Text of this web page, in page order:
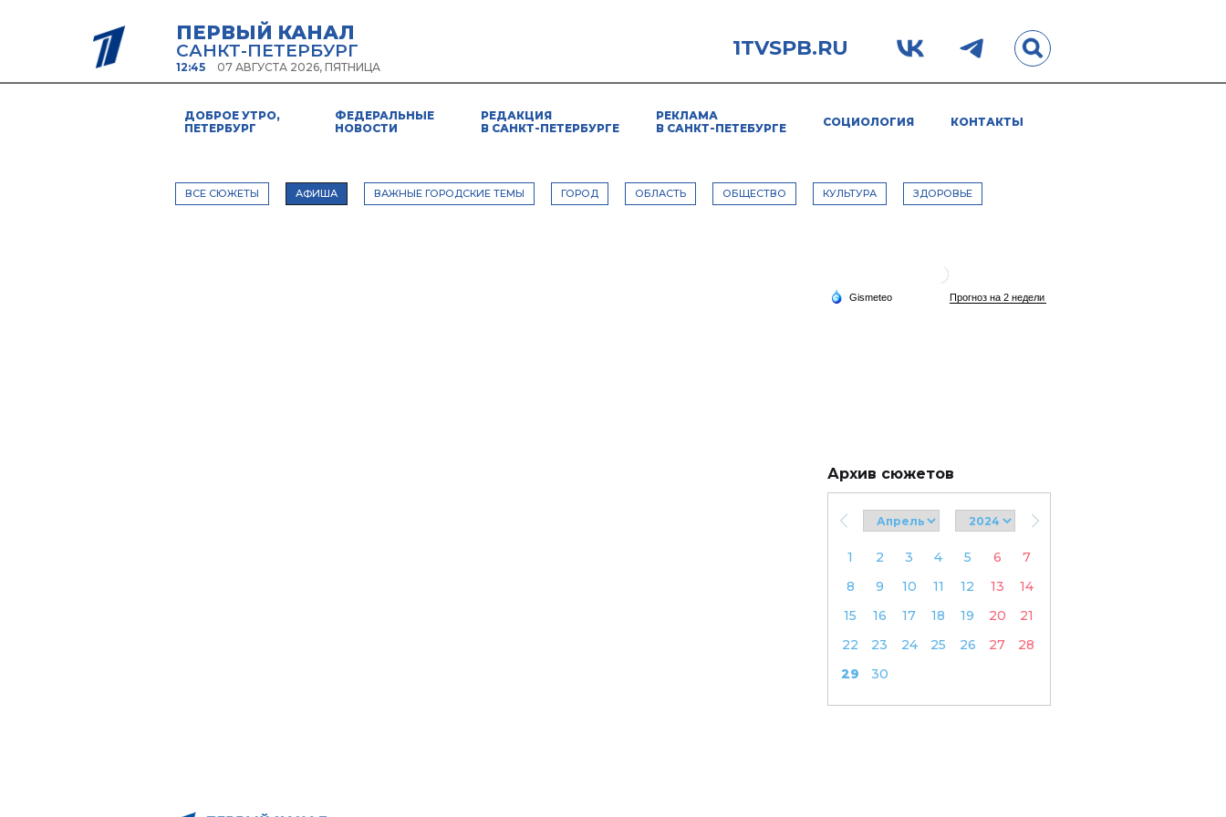
ПЕРВЫЙ КАНАЛ
САНКТ-ПЕТЕРБУРГ
12:45 07 АВГУСТА 2026, ПЯТНИЦА
1TVSPB.RU
ДОБРОЕ УТРО,
ПЕТЕРБУРГ
ФЕДЕРАЛЬНЫЕ
НОВОСТИ
РЕДАКЦИЯ
В САНКТ-ПЕТЕРБУРГЕ
РЕКЛАМА
В САНКТ-ПЕТЕБУРГЕ
СОЦИОЛОГИЯ КОНТАКТЫ
ВСЕ СЮЖЕТЫ АФИША ВАЖНЫЕ ГОРОДСКИЕ ТЕМЫ ГОРОД ОБЛАСТЬ ОБЩЕСТВО КУЛЬТУРА ЗДОРОВЬЕ
Архив сюжетов
1 2 3 4 5 6
7
8
9 10 11 12 13
14
15
16 17 18 19 20
21
22
23 24 25 26 27
28
29
30